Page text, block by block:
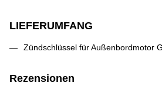
LIEFERUMFANG
Zündschlüssel für Außenbordmotor
Rezensionen